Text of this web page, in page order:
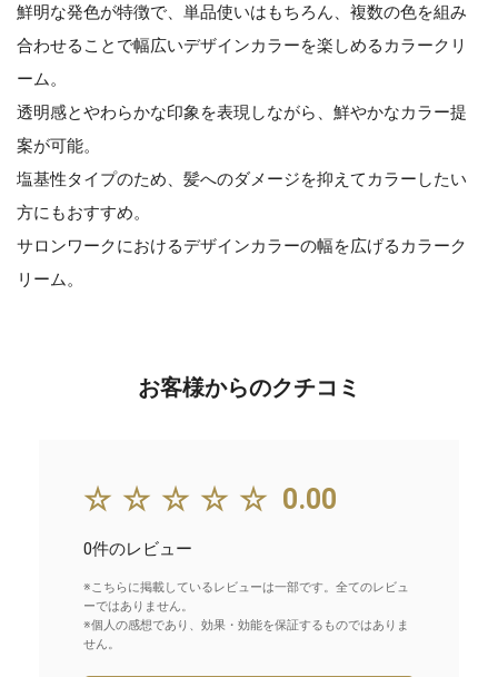
鮮明な発色が特徴で、単品使いはもちろん、複数の色を組み
合わせることで幅広いデザインカラーを楽しめるカラークリ
ーム。
透明感とやわらかな印象を表現しながら、鮮やかなカラー提
案が可能。
塩基性タイプのため、髪へのダメージを抑えてカラーしたい
方にもおすすめ。
サロンワークにおけるデザインカラーの幅を広げるカラーク
リーム。
お客様からのクチコミ
☆☆☆☆☆ 0.00
0件のレビュー
※こちらに掲載しているレビューは一部です。全てのレビュ
ーではありません。
※個人の感想であり、効果・効能を保証するものではありま
せん。